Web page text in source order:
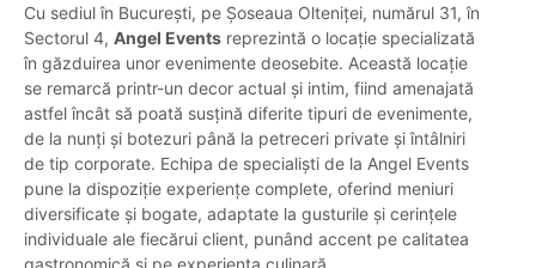
Cu sediul în București, pe Șoseaua Olteniței, numărul 31, în
Sectorul 4, Angel Events reprezintă o locație specializată
în găzduirea unor evenimente deosebite. Această locație
se remarcă printr-un decor actual și intim, fiind amenajată
astfel încât să poată susțină diferite tipuri de evenimente,
de la nunți și botezuri până la petreceri private și întâlniri
de tip corporate. Echipa de specialiști de la Angel Events
pune la dispoziție experiențe complete, oferind meniuri
diversificate și bogate, adaptate la gusturile și cerințele
individuale ale fiecărui client, punând accent pe calitatea
gastronomică și pe experiența culinară.